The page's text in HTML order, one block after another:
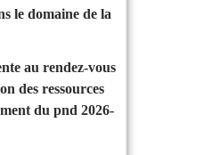
le domaine de la
des ressources
du pnd 2026-